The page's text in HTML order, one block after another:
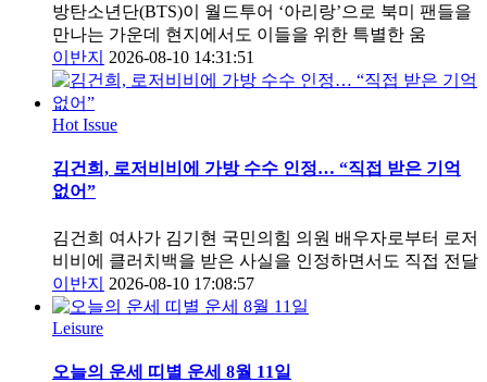
방탄소년단(BTS)이 월드투어 ‘아리랑’으로 북미 팬들을
만나는 가운데 현지에서도 이들을 위한 특별한 움
이반지
2026-08-10 14:31:51
Hot Issue
김건희, 로저비비에 가방 수수 인정… “직접 받은 기억
없어”
김건희 여사가 김기현 국민의힘 의원 배우자로부터 로저
비비에 클러치백을 받은 사실을 인정하면서도 직접 전달
이반지
2026-08-10 17:08:57
Leisure
오늘의 운세 띠별 운세 8월 11일